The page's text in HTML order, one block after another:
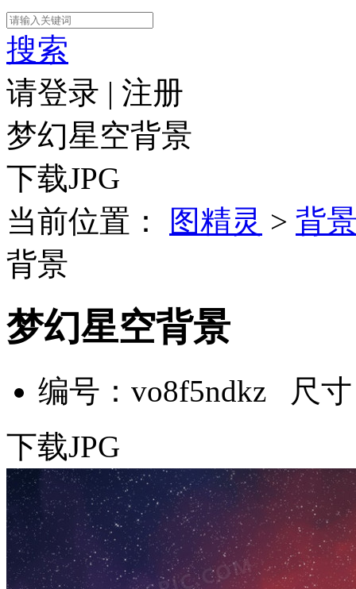
搜索
请登录 | 注册
梦幻星空背景
下载JPG
当前位置：
图精灵 > 背
背景
梦幻星空背景
编号：vo8f5ndkz 尺寸
下载JPG